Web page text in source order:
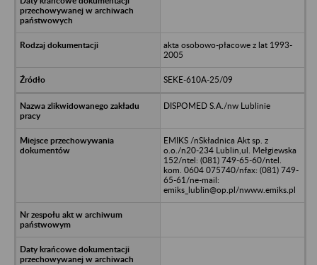
akta osobowo-płacowe z lat 1993-
2005
SEKE-610A-25/09
DISPOMED S.A./nw Lublinie
EMIKS /nSkładnica Akt sp. z
o.o./n20-234 Lublin,ul. Mełgiewska
152/ntel: (081) 749-65-60/ntel.
kom. 0604 075740/nfax: (081) 749-
65-61/ne-mail:
emiks_lublin@op.pl/nwww.emiks.pl